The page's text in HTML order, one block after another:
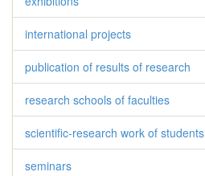
international projects
publication of results of research
research schools of faculties
scientific-research work of students
seminars